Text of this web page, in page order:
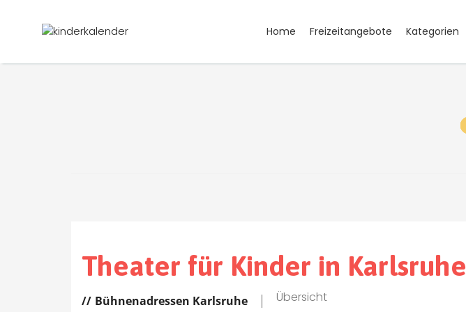
Home Freizeitangebote Kategorien
Theater für Kinder in Karlsruhe
Bühnenadressen Karlsruhe Übersicht